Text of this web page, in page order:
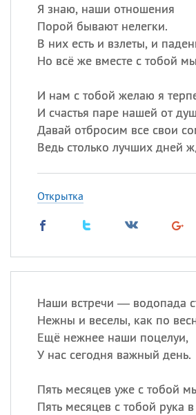
Я знаю, наши отношения
Порой бывают нелегки.
В них есть и взлеты, и
Но всё же вместе с тобой
И нам с тобой желаю я
И счастья паре нашей от
Давай отбросим все свои
Ведь столько лучших дней
Открытка
Наши встречи — водопада
Нежны и веселы, как по
Ещё нежнее наши поцелуи,
У нас сегодня важный день.
Пять месяцев уже с тобой
Пять месяцев с тобой рука